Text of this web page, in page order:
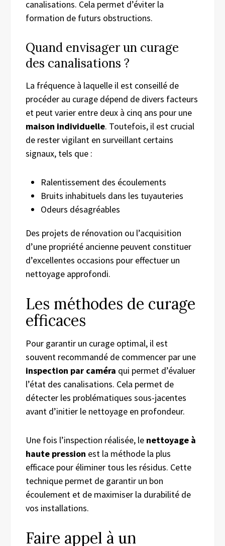
canalisations. Cela permet d’éviter la
formation de futurs obstructions.
Quand envisager un curage
des canalisations ?
La fréquence à laquelle il est conseillé de
procéder au curage dépend de divers facteurs
et peut varier entre deux à cinq ans pour une
maison individuelle. Toutefois, il est crucial
de rester vigilant en surveillant certains
signaux, tels que :
Ralentissement des écoulements
Bruits inhabituels dans les tuyauteries
Odeurs désagréables
Des projets de rénovation ou l’acquisition
d’une propriété ancienne peuvent constituer
d’excellentes occasions pour effectuer un
nettoyage approfondi.
Les méthodes de curage
efficaces
Pour garantir un curage optimal, il est
souvent recommandé de commencer par une
inspection par caméra qui permet d’évaluer
l’état des canalisations. Cela permet de
détecter les problématiques sous-jacentes
avant d’initier le nettoyage en profondeur.
Une fois l’inspection réalisée, le nettoyage à
haute pression est la méthode la plus
efficace pour éliminer tous les résidus. Cette
technique permet de garantir un bon
écoulement et de maximiser la durabilité de
vos installations.
Faire appel à un